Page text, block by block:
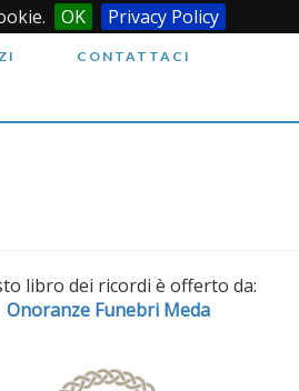
OK Privacy Policy
CONTATTACI
libro dei ricordi è offerto da:
Onoranze Funebri Meda